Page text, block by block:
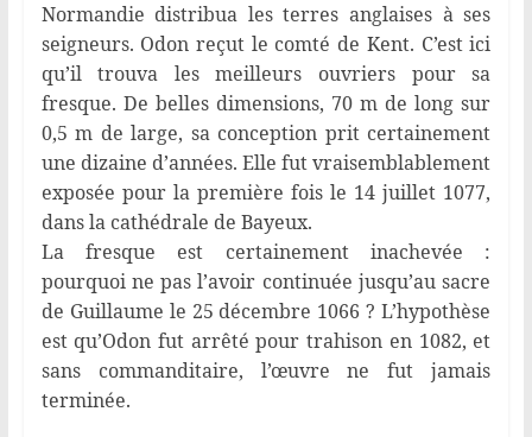
Normandie distribua les terres anglaises à ses
seigneurs. Odon reçut le comté de Kent. C’est ici
qu’il trouva les meilleurs ouvriers pour sa
fresque. De belles dimensions, 70 m de long sur
0,5 m de large, sa conception prit certainement
une dizaine d’années. Elle fut vraisemblablement
exposée pour la première fois le 14 juillet 1077,
dans la cathédrale de Bayeux.
La fresque est certainement inachevée :
pourquoi ne pas l’avoir continuée jusqu’au sacre
de Guillaume le 25 décembre 1066 ? L’hypothèse
est qu’Odon fut arrêté pour trahison en 1082, et
sans commanditaire, l’œuvre ne fut jamais
terminée.